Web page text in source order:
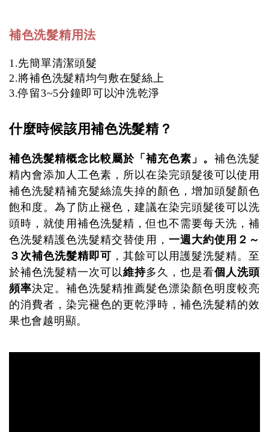
補色洗髮精用法
1.先簡單清潔頭髮
2.將補色洗髮精均勻敷在髮絲上
3.停留3~5分鐘即可以沖洗乾淨
什麼時候該用補色洗髮精？
補色洗髮精概念比較屬於「補充色素」。補色洗髮
精內會添加人工色素，所以在染完頭髮後可以使用
補色洗髮精補充髮絲流失掉的顏色，增加頭髮顏色
飽和度。為了防止褪色，建議在染完頭髮後可以洗
頭時，就使用補色洗髮精，但也不需要每天洗，補
色洗髮精護色洗髮精交替使用，一週大約使用２～
３次補色洗髮精即可 ，其餘可以用護髮洗髮精。至
於補色洗髮精一次可以維持多久，也是看個人洗頭
頻率決定。補色洗髮精推薦髮色漂染顏色明度較亮
的消費者，染完褪色的更乾淨時，補色洗髮精的效
果也會越明顯。